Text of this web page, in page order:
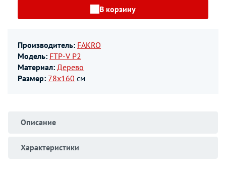
В корзину
Производитель: FAKRO
Модель: FTP-V P2
Материал: Дерево
Размер: 78х160 см
Описание
Характеристики